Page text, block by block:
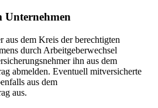
Unternehmen
aus dem Kreis der berechtigten
durch Arbeitgeberwechsel
ihn aus dem
abmelden. Eventuell mitversicherte
aus dem
aus.